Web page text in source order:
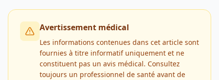
Avertissement médical
Les informations contenues dans cet article sont
fournies à titre informatif uniquement et ne
constituent pas un avis médical. Consultez
toujours un professionnel de santé avant de